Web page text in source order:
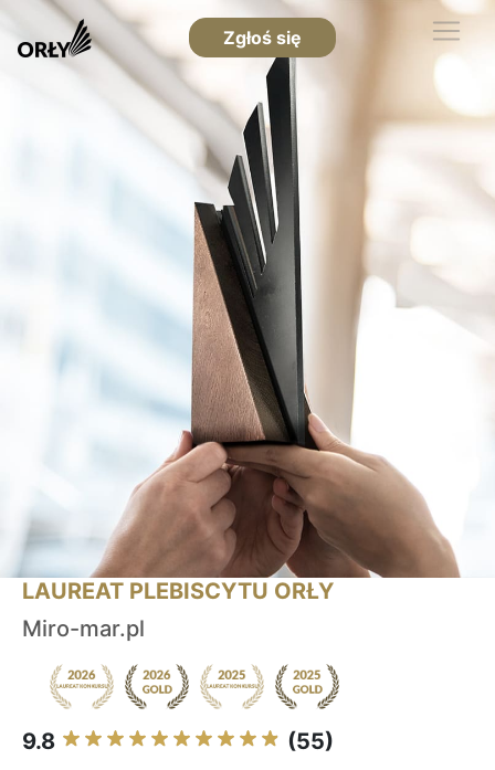
Zgłoś się
LAUREAT PLEBISCYTU ORŁY
Miro-mar.pl
9.8 (55)